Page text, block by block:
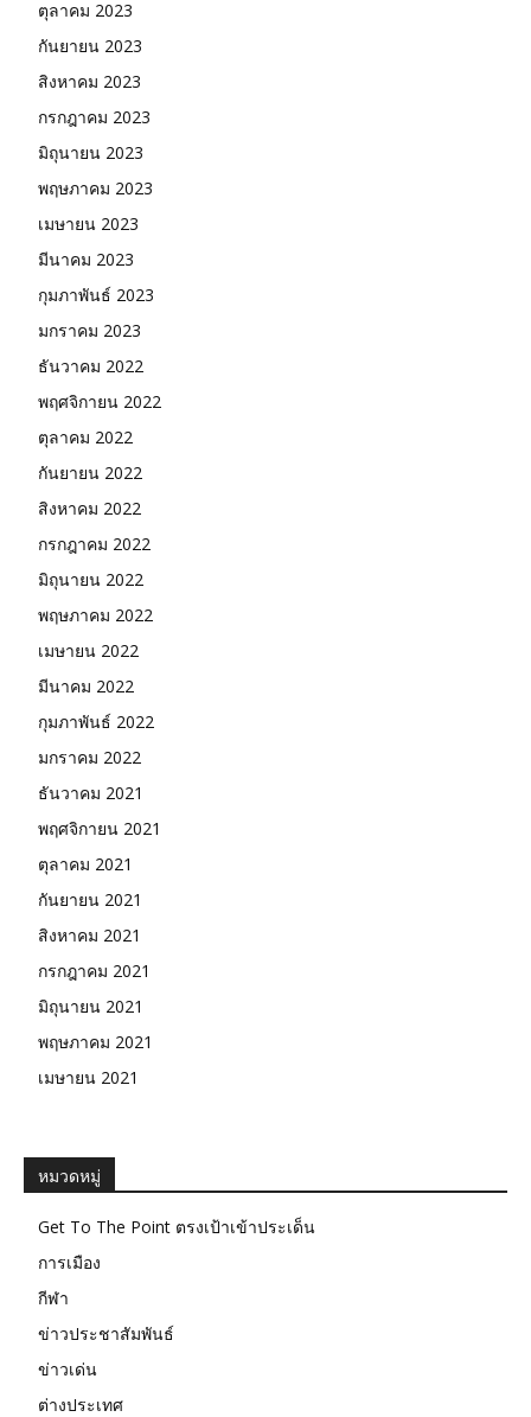
ตุลาคม 2023
กันยายน 2023
สิงหาคม 2023
กรกฎาคม 2023
มิถุนายน 2023
พฤษภาคม 2023
เมษายน 2023
มีนาคม 2023
กุมภาพันธ์ 2023
มกราคม 2023
ธันวาคม 2022
พฤศจิกายน 2022
ตุลาคม 2022
กันยายน 2022
สิงหาคม 2022
กรกฎาคม 2022
มิถุนายน 2022
พฤษภาคม 2022
เมษายน 2022
มีนาคม 2022
กุมภาพันธ์ 2022
มกราคม 2022
ธันวาคม 2021
พฤศจิกายน 2021
ตุลาคม 2021
กันยายน 2021
สิงหาคม 2021
กรกฎาคม 2021
มิถุนายน 2021
พฤษภาคม 2021
เมษายน 2021
หมวดหมู่
Get To The Point ตรงเป้าเข้าประเด็น
การเมือง
กีฬา
ข่าวประชาสัมพันธ์
ข่าวเด่น
ต่างประเทศ